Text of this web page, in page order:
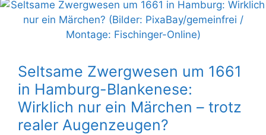
Seltsame Zwergwesen um 1661
in Hamburg-Blankenese:
Wirklich nur ein Märchen – trotz
realer Augenzeugen?